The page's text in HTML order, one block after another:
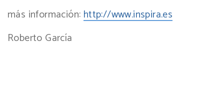
más información: http://www.inspira.es
Roberto García